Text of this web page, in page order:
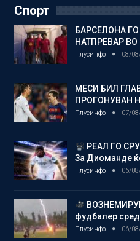
Спорт
БАРСЕЛОНА
НАТПРЕВАР
Плусинфо 08/
МЕСИ БИЛ
ПРОГОНУВАН
Плусинфо 07/
РЕАЛ ГО
За Диоманде
Плусинфо 06/
фудбалер
Плусинфо 06/